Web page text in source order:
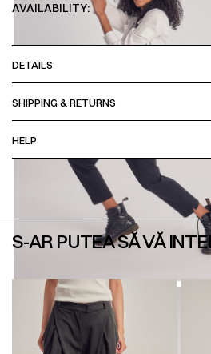
AVAILABILITY:
DETAILS
SHIPPING & RETURNS
HELP
S-AR PUTEA SĂ VĂ